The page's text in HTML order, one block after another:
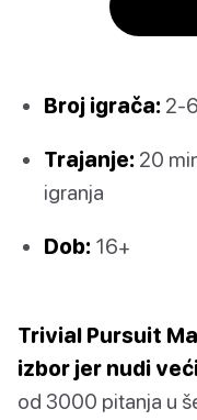
Broj igrača: 2-
Trajanje: 20
igranja
Dob: 16+
Trivial Pursuit
izbor jer nudi
od 3000 pitanja u